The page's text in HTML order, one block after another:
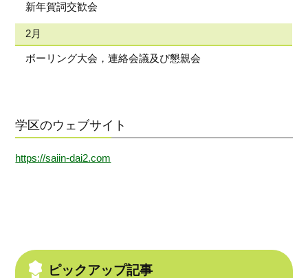
新年賀詞交歓会
2月
ボーリング大会，連絡会議及び懇親会
学区のウェブサイト
https://saiin-dai2.com
ピックアップ記事